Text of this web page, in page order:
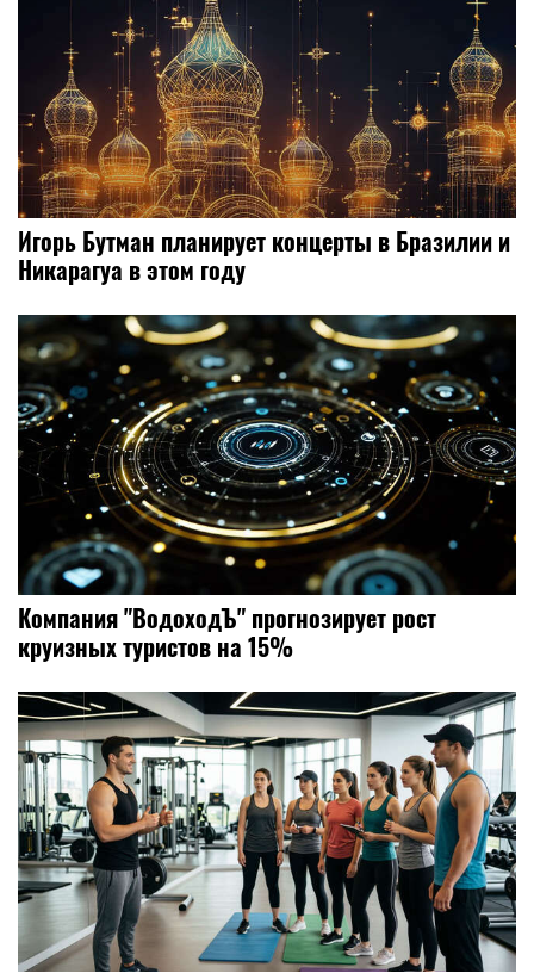
Игорь Бутман планирует концерты в Бразилии и
Никарагуа в этом году
Компания "ВодоходЪ" прогнозирует рост
круизных туристов на 15%